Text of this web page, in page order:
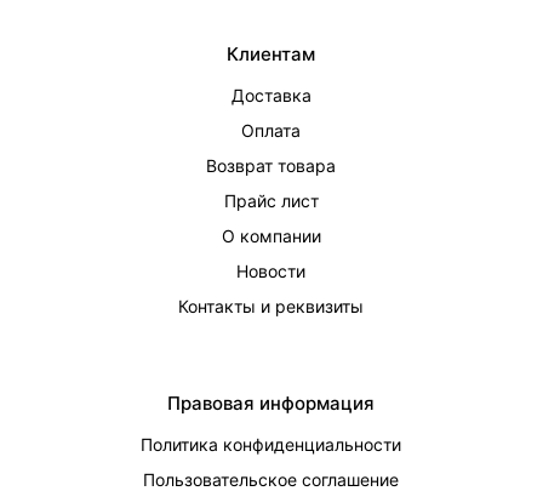
Клиентам
Доставка
Оплата
Возврат товара
Прайс лист
О компании
Новости
Контакты и реквизиты
Правовая информация
Политика конфиденциальности
Пользовательское соглашение